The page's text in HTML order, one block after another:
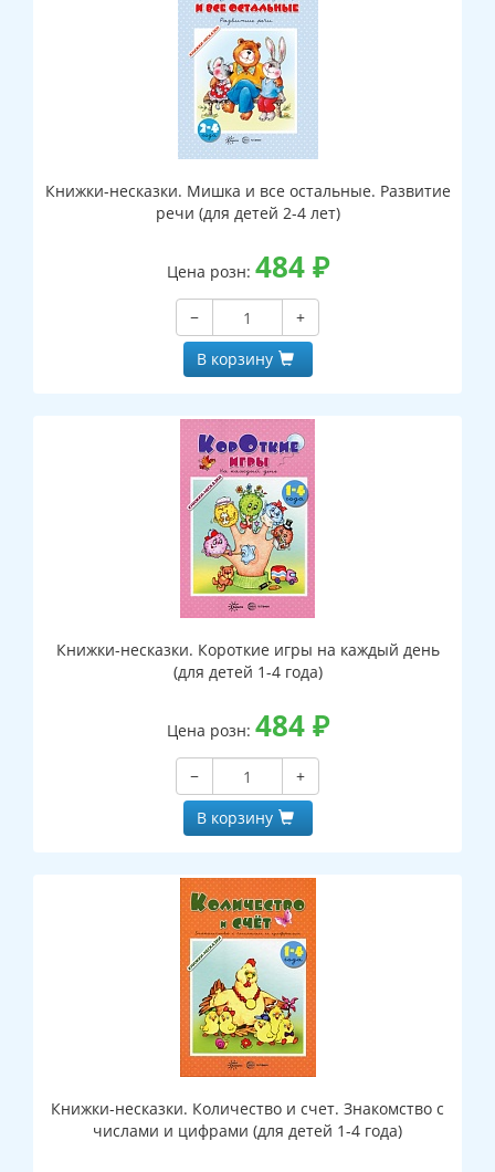
Книжки-несказки. Мишка и все остальные. Развитие
речи (для детей 2-4 лет)
Цена розн: 484₽
−
+
В корзину
Книжки-несказки. Короткие игры на каждый день
(для детей 1-4 года)
Цена розн: 484₽
−
+
В корзину
Книжки-несказки. Количество и счет. Знакомство с
числами и цифрами (для детей 1-4 года)